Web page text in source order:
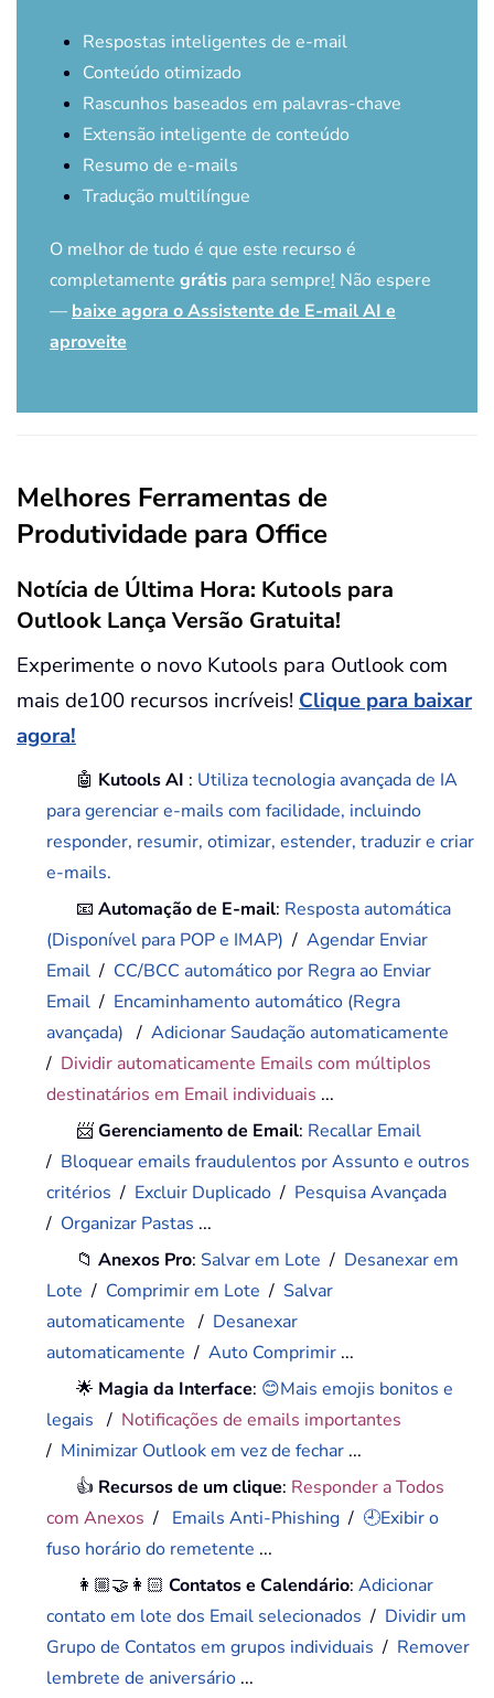
Respostas inteligentes de e-mail
Conteúdo otimizado
Rascunhos baseados em palavras-chave
Extensão inteligente de conteúdo
Resumo de e-mails
Tradução multilíngue
O melhor de tudo é que este recurso é
completamente grátis para sempre! Não espere
— baixe agora o Assistente de E-mail AI e
aproveite
Melhores Ferramentas de
Produtividade para Office
Notícia de Última Hora: Kutools para
Outlook Lança Versão Gratuita!
Experimente o novo Kutools para Outlook com
mais de100 recursos incríveis! Clique para baixar
agora!
🤖 Kutools AI : Utiliza tecnologia avançada de IA
para gerenciar e-mails com facilidade, incluindo
responder, resumir, otimizar, estender, traduzir e criar
e-mails.
📧Automação de E-mail: Resposta automática
(Disponível para POP e IMAP) /Agendar Enviar
Email / CC/BCC automático por Regra ao Enviar
Email / Encaminhamento automático (Regra
avançada) /Adicionar Saudação automaticamente
/ Dividir automaticamente Emails com múltiplos
destinatários em Email individuais ...
📨Gerenciamento de Email: Recallar Email
/ Bloquear emails fraudulentos por Assunto e outros
critérios / Excluir Duplicado / Pesquisa Avançada
/ Organizar Pastas ...
📁Anexos Pro: Salvar em Lote / Desanexar em
Lote / Comprimir em Lote / Salvar
automaticamente / Desanexar
automaticamente /Auto Comprimir ...
🌟 Magia da Interface: 😊Mais emojis bonitos e
legais / Notificações de emails importantes
/ Minimizar Outlook em vez de fechar ...
👍 Recursos de um clique: Responder a Todos
com Anexos / Emails Anti-Phishing / 🕘Exibir o
fuso horário do remetente ...
👩🏼‍🤝‍👩🏻Contatos e Calendário:Adicionar
contato em lote dos Email selecionados / Dividir um
Grupo de Contatos em grupos individuais / Remover
lembrete de aniversário ...